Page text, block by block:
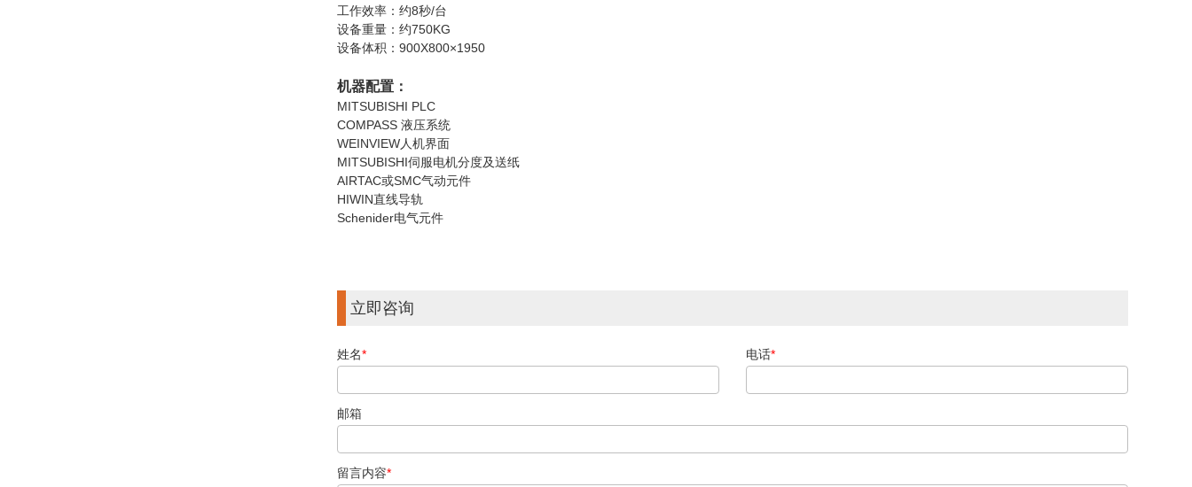
工作效率：约8秒/台
设备重量：约750KG
设备体积：900X800×1950
机器配置：
MITSUBISHI PLC
COMPASS 液压系统
WEINVIEW人机界面
MITSUBISHI伺服电机分度及送纸
AIRTAC或SMC气动元件
HIWIN直线导轨
Schenider电气元件
立即咨询
姓名* 电话*
邮箱
留言内容*